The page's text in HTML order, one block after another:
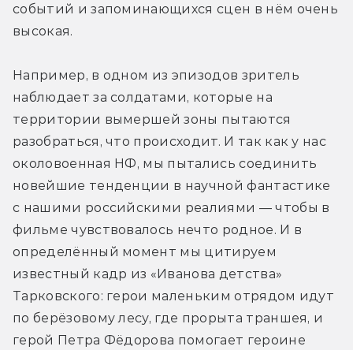
событий и запоминающихся сцен в нём очень
высокая.
Например, в одном из эпизодов зритель
наблюдает за солдатами, которые на
территории вымершей зоны пытаются
разобраться, что происходит. И так как у нас
околовоенная НФ, мы пытались соединить
новейшие тенденции в научной фантастике
с нашими российскими реалиями — чтобы в
фильме чувствовалось нечто родное. И в
определённый момент мы цитируем
известный кадр из «Иванова детства»
Тарковского: герои маленьким отрядом идут
по берёзовому лесу, где прорыта траншея, и
герой Петра Фёдорова помогает героине